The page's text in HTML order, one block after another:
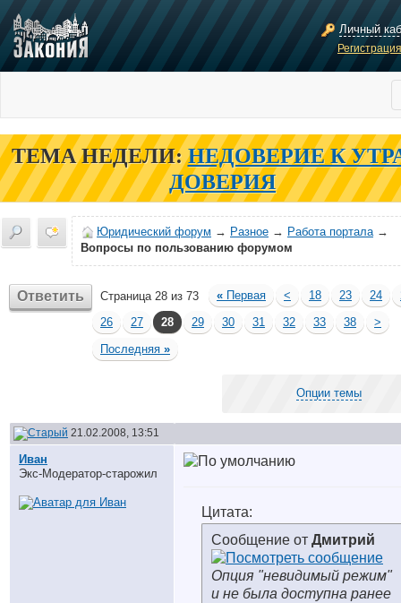
Личный
ТЕМА НЕДЕЛИ: НЕДОВЕРИЕ К
ДОВЕРИЯ
Юридический форум → Разное → Работа портала→
Вопросы по пользованию форумом
Ответить Страница 28 из 73 « Первая < 18 23 24
26
27 28 29 30 31 32 33 38
>
Последняя »
Опции темы
21.02.2008, 13:51
Иван
Экс-Модератор-старожил
Цитата:
Сообщение от Дмитрий
Опция "невидимый режим"
и не была доступна ранее